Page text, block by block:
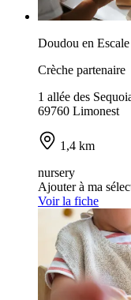
Doudou en Escale
Crèche partenaire
1 allée des
69760 Limonest
1,4 km
nursery
Ajouter à ma
Voir la fiche